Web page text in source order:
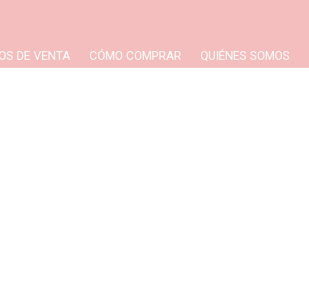
DE VENTA CÓMO COMPRAR QUIÉNES SOMOS